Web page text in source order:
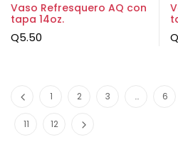
Vaso Refresquero AQ con
tapa 14oz.
Q5.50 Q
1 2 3 … 6
11 12